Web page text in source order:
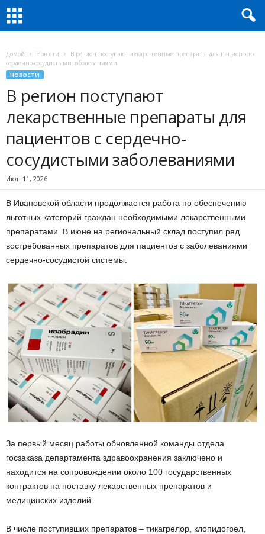
Домой Новости
В регион поступают лекарственные препараты для пациентов с
сердечно-сосудистыми заболеваниями
НОВОСТИ
В регион поступают
лекарственные препараты для
пациентов с сердечно-
сосудистыми заболеваниями
Июн 11, 2026
В Ивановской области продолжается работа по обеспечению
льготных категорий граждан необходимыми лекарственными
препаратами. В июне на региональный склад поступил ряд
востребованных препаратов для пациентов с заболеваниями
сердечно-сосудистой системы.
За первый месяц работы обновленной команды отдела
госзаказа департамента здравоохранения заключено и
находится на сопровождении около 100 государственных
контрактов на поставку лекарственных препаратов и
медицинских изделий.
В числе поступивших препаратов – тикагрелор, клопидогрел,